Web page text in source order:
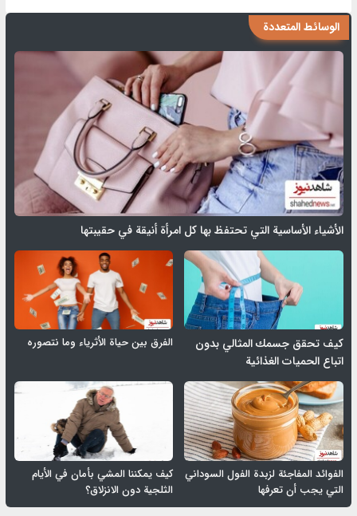
الوسائط المتعددة
الأشياء الأساسية التي تحتفظ بها كل امرأة أنيقة في حقيبتها
كيف تحقق جسمك المثالي بدون
اتباع الحميات الغذائية
الفرق بين حياة الأثرياء وما نتصوره
الفوائد المفاجئة لزبدة الفول السوداني
التي يجب أن تعرفها
كيف يمكننا المشي بأمان في الأيام
الثلجية دون الانزلاق؟